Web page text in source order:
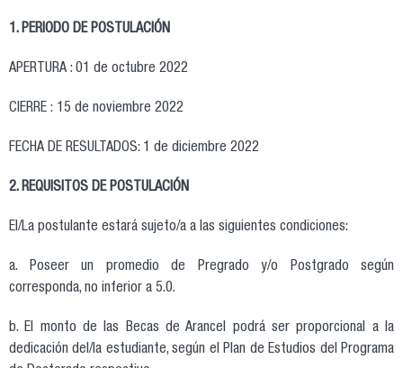
1. PERIODO DE POSTULACIÓN
APERTURA : 01 de octubre 2022
CIERRE : 15 de noviembre 2022
FECHA DE RESULTADOS: 1 de diciembre 2022
2. REQUISITOS DE POSTULACIÓN
El/La postulante estará sujeto/a a las siguientes condiciones:
a. Poseer un promedio de Pregrado y/o Postgrado según
corresponda, no inferior a 5.0.
b. El monto de las Becas de Arancel podrá ser proporcional a la
dedicación del/la estudiante, según el Plan de Estudios del Programa